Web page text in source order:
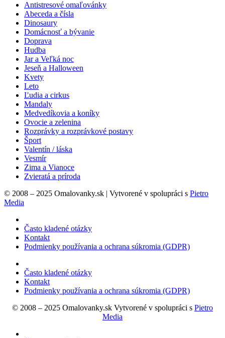
Antistresové omaľovánky
Abeceda a čísla
Dinosaury
Domácnosť a bývanie
Doprava
Hudba
Jar a Veľká noc
Jeseň a Halloween
Kvety
Leto
Ľudia a cirkus
Mandaly
Medvedíkovia a koníky
Ovocie a zelenina
Rozprávky a rozprávkové postavy
Šport
Valentín / láska
Vesmír
Zima a Vianoce
Zvieratá a príroda
© 2008 – 2025 Omalovanky.sk | Vytvorené v spolupráci s Pietro
Media
Často kladené otázky
Kontakt
Podmienky používania a ochrana súkromia (GDPR)
Často kladené otázky
Kontakt
Podmienky používania a ochrana súkromia (GDPR)
© 2008 – 2025 Omalovanky.sk Vytvorené v spolupráci s Pietro
Media